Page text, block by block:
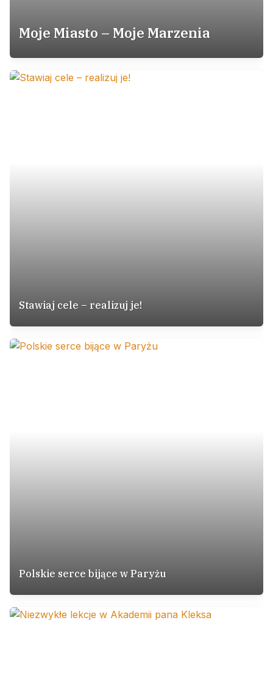
Moje Miasto – Moje Marzenia
Stawiaj cele – realizuj je!
Polskie serce bijące w Paryżu